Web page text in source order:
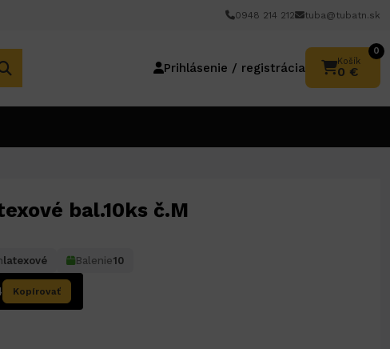
0948 214 212 tuba@tubatn.sk
Prihlásenie / registrácia Košík
0
0 €
bal.10ks č.M
latexové Balenie10
Kopírovať